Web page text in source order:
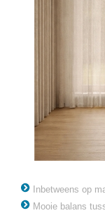
Inbetweens op
Mooie balans